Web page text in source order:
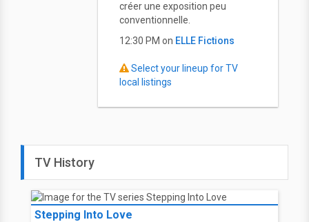
créer une exposition peu
conventionnelle.
12:30 PM on ELLE Fictions
Select your lineup for TV
local listings
TV History
Stepping Into Love